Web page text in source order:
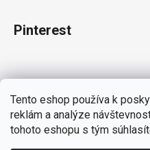
Tento eshop používa k
reklám a analýze
tohoto eshopu s tým
Pinterest
Instagram